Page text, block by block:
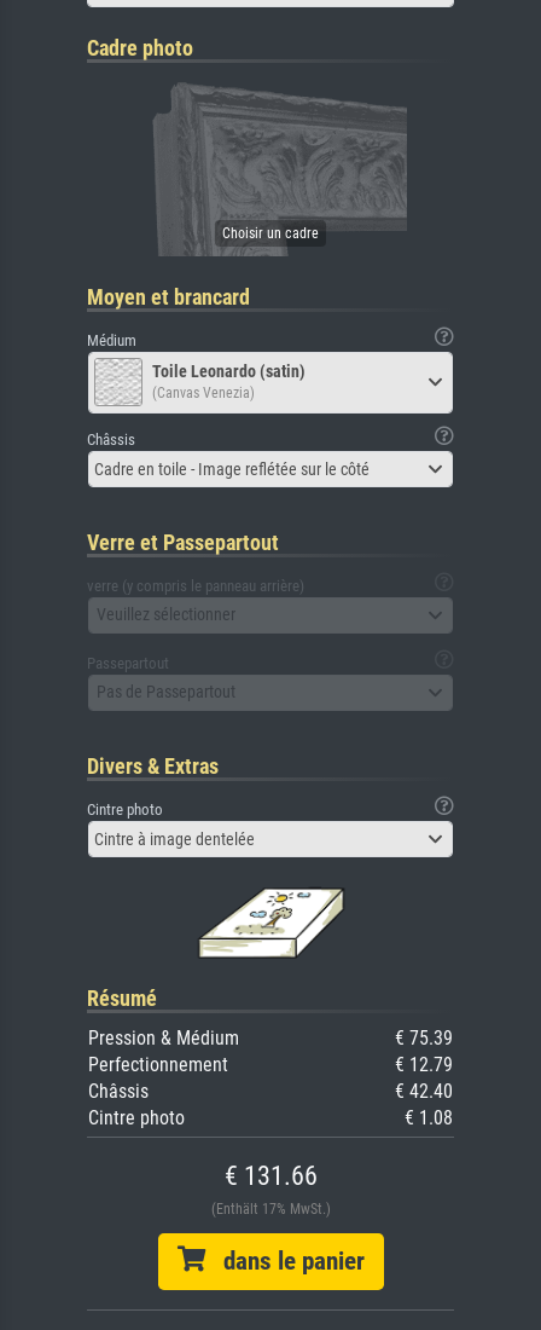
Cadre photo
Moyen et brancard
Médium
Toile Leonardo (satin)
(Canvas Venezia)
Châssis
Cadre en toile - Image reflétée sur le côté
Verre et Passepartout
verre (y compris le panneau arrière)
Veuillez sélectionner
Passepartout
Pas de Passepartout
Divers & Extras
Cintre photo
Cintre à image dentelée
Résumé
Pression & Médium
€ 75.39
Perfectionnement
€ 12.79
Châssis
€ 42.40
Cintre photo
€ 1.08
€ 131.66
(Enthält 17% MwSt.)
dans le panier